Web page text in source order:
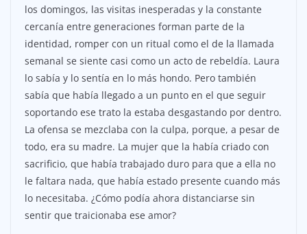
los domingos, las visitas inesperadas y la constante
cercanía entre generaciones forman parte de la
identidad, romper con un ritual como el de la llamada
semanal se siente casi como un acto de rebeldía. Laura
lo sabía y lo sentía en lo más hondo. Pero también
sabía que había llegado a un punto en el que seguir
soportando ese trato la estaba desgastando por dentro.
La ofensa se mezclaba con la culpa, porque, a pesar de
todo, era su madre. La mujer que la había criado con
sacrificio, que había trabajado duro para que a ella no
le faltara nada, que había estado presente cuando más
lo necesitaba. ¿Cómo podía ahora distanciarse sin
sentir que traicionaba ese amor?